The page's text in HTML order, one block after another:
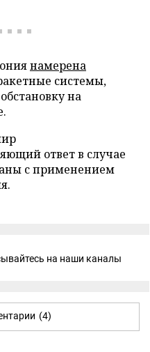
намерена
системы,
на
ответ в случае
с применением
на наши каналы
(4)